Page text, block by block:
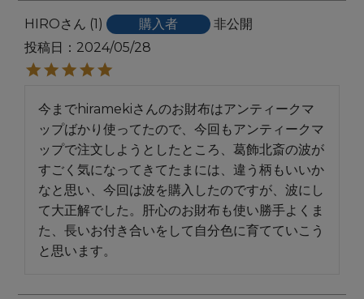
HIRO 1 購入者
非公開
投稿日
2024/05/28
今までhiramekiさんのお財布はアンティークマ
ップばかり使ってたので、今回もアンティークマ
ップで注文しようとしたところ、葛飾北斎の波が
すごく気になってきてたまには、違う柄もいいか
なと思い、今回は波を購入したのですが、波にし
て大正解でした。肝心のお財布も使い勝手よくま
た、長いお付き合いをして自分色に育てていこう
と思います。